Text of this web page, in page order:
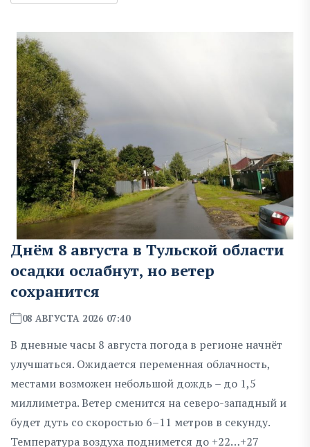
Днём 8 августа в Тульской области
осадки ослабнут, но ветер
сохранится
08 АВГУСТА 2026 07:40
В дневные часы 8 августа погода в регионе начнёт
улучшаться. Ожидается переменная облачность,
местами возможен небольшой дождь – до 1,5
миллиметра. Ветер сменится на северо-западный и
будет дуть со скоростью 6–11 метров в секунду.
Температура воздуха поднимется до +22…+27